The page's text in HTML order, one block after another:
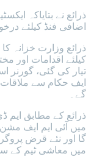
ذرائع نے بتایاکہ
اضافی فنڈ کیلئے
ذرائع وزارت خزانہ
کیلئے اقدامات اور
تیار کی گئی، گورنر
ایف حکام سے
گے۔
ذرائع کے مطابق ایم
میں آئی ایم ایف مشن
گا اور نئے قرض
میں معاشی ٹیم کے